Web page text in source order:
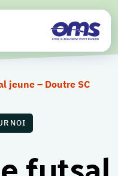
jeune – Doutre SC